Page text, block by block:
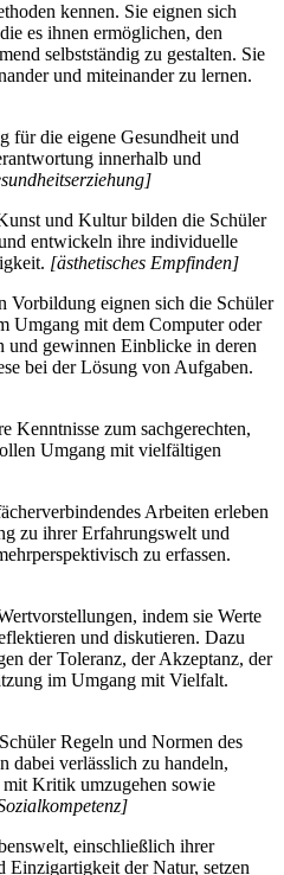
kennen. Sie eignen sich
es ihnen ermöglichen, den
selbstständig zu gestalten. Sie
und miteinander zu lernen.
für die eigene Gesundheit und
innerhalb und
und Kultur bilden die Schüler
entwickeln ihre individuelle
[ästhetisches Empfinden]
Vorbildung eignen sich die Schüler
Umgang mit dem Computer oder
und gewinnen Einblicke in deren
bei der Lösung von Aufgaben.
Kenntnisse zum sachgerechten,
Umgang mit vielfältigen
Arbeiten erleben
zu ihrer Erfahrungswelt und
zu erfassen.
indem sie Werte
und diskutieren. Dazu
der Toleranz, der Akzeptanz, der
im Umgang mit Vielfalt.
Regeln und Normen des
dabei verlässlich zu handeln,
Kritik umzugehen sowie
einschließlich ihrer
der Natur, setzen